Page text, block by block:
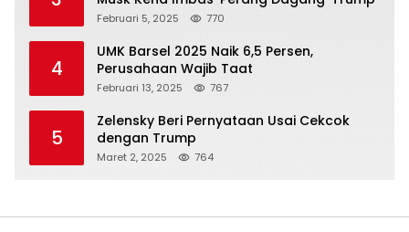
Februari 5, 2025 770
4
UMK Barsel 2025 Naik 6,5 Persen,
Perusahaan Wajib Taat
Februari 13, 2025 767
5
Zelensky Beri Pernyataan Usai Cekcok
dengan Trump
Maret 2, 2025 764